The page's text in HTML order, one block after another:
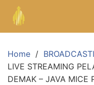
Home
LIVE STREAMING
DEMAK – JAVA MICE